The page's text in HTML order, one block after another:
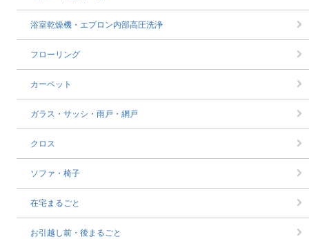
浴室乾燥機・エプロン内部高圧洗浄
フローリング
カーペット
ガラス・サッシ・雨戸・網戸
クロス
ソファ・椅子
在宅まるごと
お引越し前・後まるごと